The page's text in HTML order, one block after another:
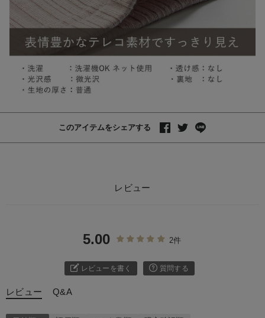
このアイテムをシェアする
レビュー
5.00 2件
レビューを書く 質問する
レビュー Q&A